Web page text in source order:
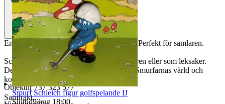
En Schleich Smurf figur som håller i kort. Perfekt för samlaren.
Schleich Smurfs figurer. Perfekt för samlaren eller som leksaker.
Denna Smurf är en klassisk karaktär från Smurfarnas värld och
kommer garanterat att sprida glädje.
Samfrakt....
Objektnr 737 323 577
Smurf Schleich figur golfspelande IJ
Sluttid9 aug 18:00.